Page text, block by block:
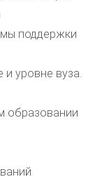
поддержки
уровне вуза.
образовании